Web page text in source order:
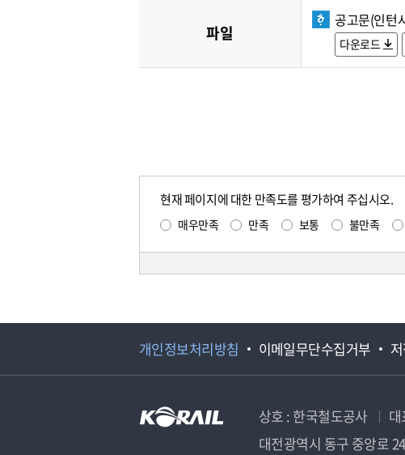
파일
공고문(인턴
다운로드
현재 페이지에 대한 만족도를 평가하여 주십시오.
매우만족 만족 보통 불만족
개인정보처리방침 이메일무단수집거부
상호 : 한국철도공사
대전광역시 동구 중앙로